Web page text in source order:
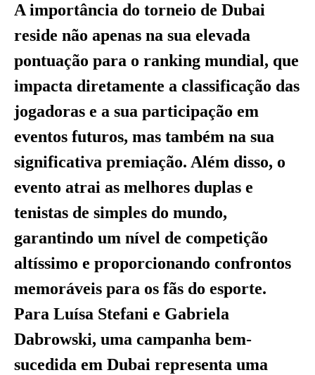
A importância do torneio de Dubai
reside não apenas na sua elevada
pontuação para o ranking mundial, que
impacta diretamente a classificação das
jogadoras e a sua participação em
eventos futuros, mas também na sua
significativa premiação. Além disso, o
evento atrai as melhores duplas e
tenistas de simples do mundo,
garantindo um nível de competição
altíssimo e proporcionando confrontos
memoráveis para os fãs do esporte.
Para Luísa Stefani e Gabriela
Dabrowski, uma campanha bem-
sucedida em Dubai representa uma